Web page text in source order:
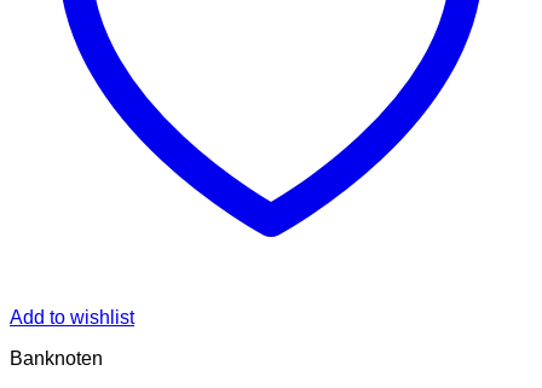
Add to wishlist
Banknoten